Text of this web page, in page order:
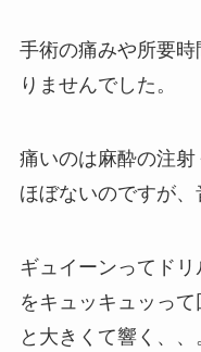
手術の痛みや所要
りませんでした。
痛いのは麻酔の注
ほぼないのですが、
ギュイーンってド
をキュッキュッっ
と大きくて響く、、